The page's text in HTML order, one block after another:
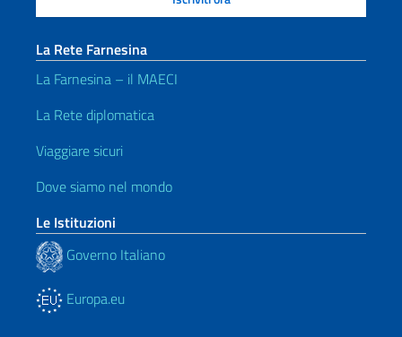
La Rete Farnesina
La Farnesina – il MAECI
La Rete diplomatica
Viaggiare sicuri
Dove siamo nel mondo
Le Istituzioni
Governo Italiano
Europa.eu